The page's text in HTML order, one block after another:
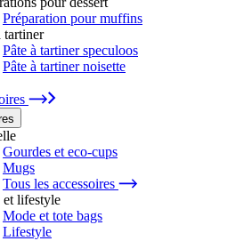
Préparation pour muffins
tartiner
Pâte à tartiner speculoos
Pâte à tartiner noisette
Gourdes et eco-cups
Mugs
Tous les accessoires
lifestyle
Mode et tote bags
Lifestyle